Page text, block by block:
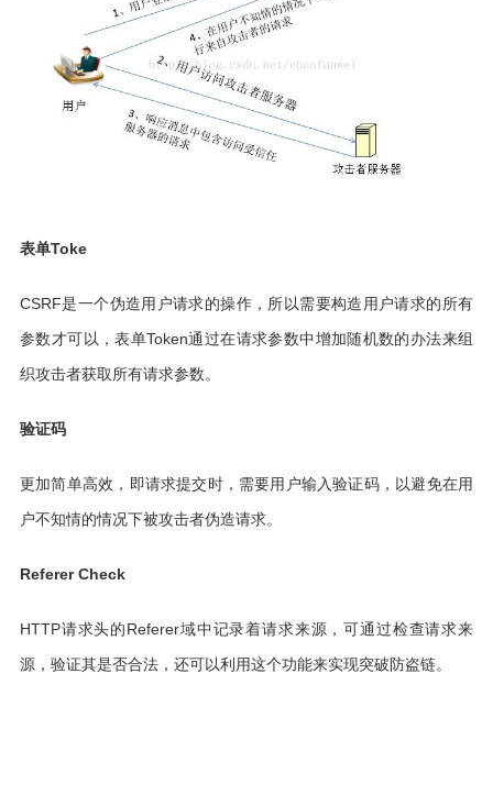
表单Toke
CSRF是一个伪造用户请求的操作，所以需要构造用户请求的所有
参数才可以，表单Token通过在请求参数中增加随机数的办法来组
织攻击者获取所有请求参数。
验证码
更加简单高效，即请求提交时，需要用户输入验证码，以避免在用
户不知情的情况下被攻击者伪造请求。
Referer Check
HTTP请求头的Referer域中记录着请求来源，可通过检查请求来
源，验证其是否合法，还可以利用这个功能来实现突破防盗链。